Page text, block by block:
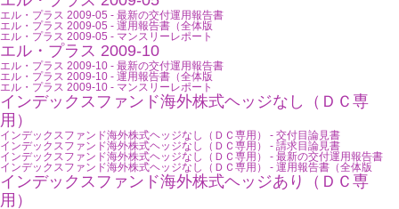
エル・プラス 2009-05 - 最新の交付運用報告書
エル・プラス 2009-05 - 運用報告書（全体版
エル・プラス 2009-05 - マンスリーレポート
エル・プラス 2009-10
エル・プラス 2009-10 - 最新の交付運用報告書
エル・プラス 2009-10 - 運用報告書（全体版
エル・プラス 2009-10 - マンスリーレポート
インデックスファンド海外株式ヘッジなし（ＤＣ専
用）
インデックスファンド海外株式ヘッジなし（ＤＣ専用） - 交付目論見書
インデックスファンド海外株式ヘッジなし（ＤＣ専用） - 請求目論見書
インデックスファンド海外株式ヘッジなし（ＤＣ専用） - 最新の交付運用報告書
インデックスファンド海外株式ヘッジなし（ＤＣ専用） - 運用報告書（全体版
インデックスファンド海外株式ヘッジあり（ＤＣ専
用）